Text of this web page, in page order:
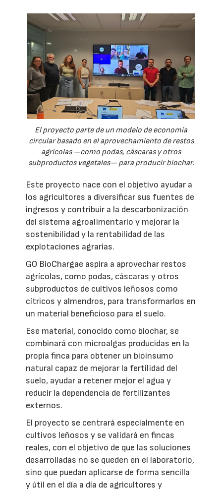
El proyecto parte de un modelo de economía
circular basado en el aprovechamiento de restos
agrícolas —como podas, cáscaras y otros
subproductos vegetales— para producir biochar.
Este proyecto nace con el objetivo ayudar a
los agricultores a diversificar sus fuentes de
ingresos y contribuir a la descarbonización
del sistema agroalimentario y mejorar la
sostenibilidad y la rentabilidad de las
explotaciones agrarias.
GO BioChargae aspira a aprovechar restos
agrícolas, como podas, cáscaras y otros
subproductos de cultivos leñosos como
cítricos y almendros, para transformarlos en
un material beneficioso para el suelo.
Ese material, conocido como biochar, se
combinará con microalgas producidas en la
propia finca para obtener un bioinsumo
natural capaz de mejorar la fertilidad del
suelo, ayudar a retener mejor el agua y
reducir la dependencia de fertilizantes
externos.
El proyecto se centrará especialmente en
cultivos leñosos y se validará en fincas
reales, con el objetivo de que las soluciones
desarrolladas no se queden en el laboratorio,
sino que puedan aplicarse de forma sencilla
y útil en el día a día de agricultores y